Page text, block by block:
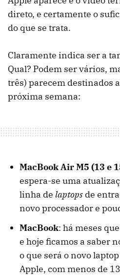
direto, e certamente o
do que se trata.
Claramente indica ser a
Qual? Podem ser vários,
três) parecem destinados
próxima semana:
MacBook Air M5 (13 e
espera-se uma
linha de laptops de
novo processador e
MacBook: há meses
e hoje ficamos a saber
o que será o novo
Apple, com menos de